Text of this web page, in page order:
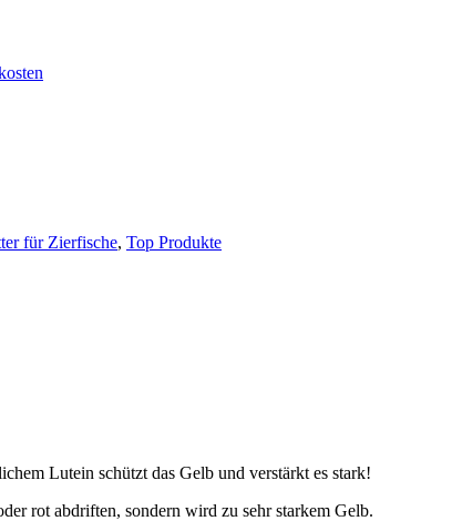
für Zierfische, Top Produkte
Lutein schützt das Gelb und verstärkt es stark!
rot abdriften, sondern wird zu sehr starkem Gelb.